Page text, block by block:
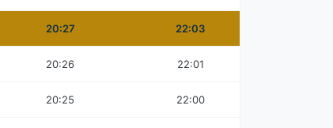
20:27 22:03
20:26 22:01
20:25 22:00